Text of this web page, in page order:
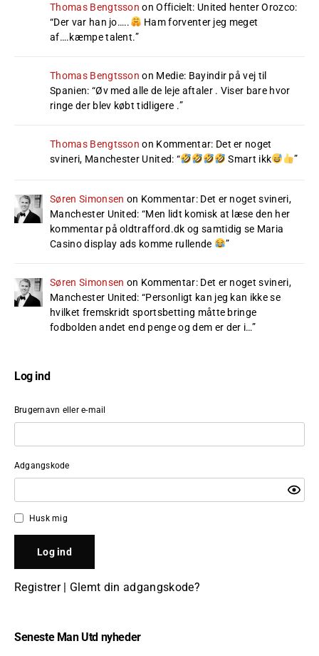
Thomas Bengtsson onOfficielt: United henter Orozco:
“Der var han jo…..
Ham forventer jeg meget
af….kæmpe talent.”
Thomas Bengtsson on Medie: Bayindir på vej til
Spanien: “Øv med alle de leje aftaler . Viser bare hvor
ringe der blev købt tidligere .”
Thomas Bengtsson on Kommentar: Det er noget
svineri, Manchester United: “ Smart ikk ”
Søren Simonsen on Kommentar: Det er noget svineri,
Manchester United: “Men lidt komisk at læse den her
kommentar på oldtrafford.dk og samtidig se Maria
Casino display ads komme rullende
”
Søren Simonsen on Kommentar: Det er noget svineri,
Manchester United: “Personligt kan jeg kan ikke se
hvilket fremskridt sportsbetting måtte bringe
fodbolden andet end penge og dem er der i…”
Log ind
Brugernavn eller e-mail
Adgangskode
Husk mig
Registrer| Glemt din adgangskode?
Seneste Man Utd nyheder